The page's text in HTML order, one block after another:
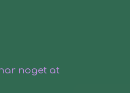
noget at